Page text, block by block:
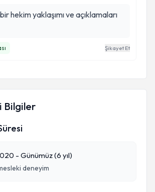
hekim yaklaşımı ve açıklamaları
Şikayet Et
Bilgiler
- Günümüz (6 yıl)
deneyim